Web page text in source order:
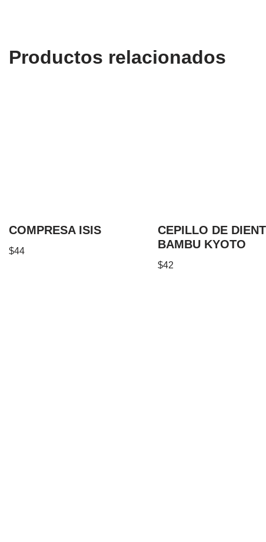
Productos relacionados
COMPRESA ISIS
$44
CEPILLO DE
BAMBU KYOTO
$42